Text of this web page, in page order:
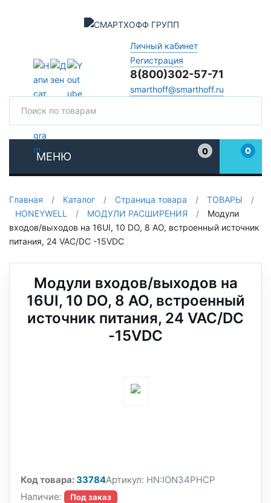
Личный кабинет
Регистрация
8(800)302-57-71
smarthoff@smarthoff.ru
МЕНЮ
0
0
Главная / Каталог / Страница товара / ТОВАРЫ
/
HONEYWELL
/ МОДУЛИ РАСШИРЕНИЯ /
Модули
входов/выходов на 16UI, 10 DO, 8 AO, встроенный источник
питания, 24 VAC/DC -15VDC
Модули входов/выходов на
16UI, 10 DO, 8 AO, встроенный
источник питания, 24 VAC/DC
-15VDC
Код товара:33784Артикул: HN:ION34PHCP
Наличие:
Под заказ